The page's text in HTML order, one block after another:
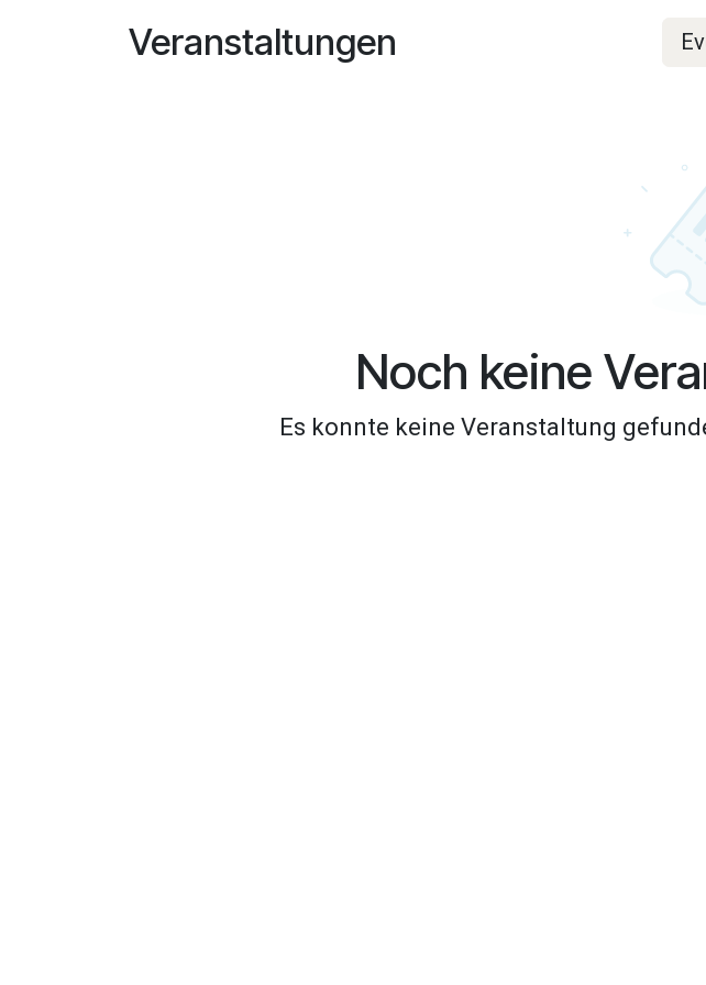
Veranstaltungen
Noch keine
Es konnte keine Veranstaltung